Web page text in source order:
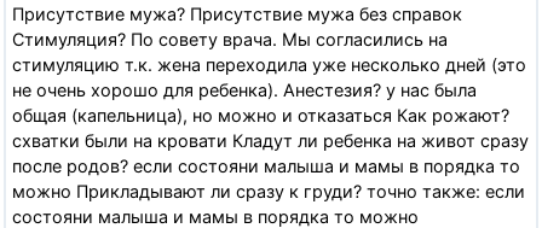
Присутствие мужа? Присутствие мужа без справок
Стимуляция? По совету врача. Мы согласились на
стимуляцию т.к. жена переходила уже несколько дней (это
не очень хорошо для ребенка). Анестезия? у нас была
общая (капельница), но можно и отказаться Как рожают?
схватки были на кровати Кладут ли ребенка на живот сразу
после родов? если состояни малыша и мамы в порядка то
можно Прикладывают ли сразу к груди? точно также: если
состояни малыша и мамы в порядка то можно